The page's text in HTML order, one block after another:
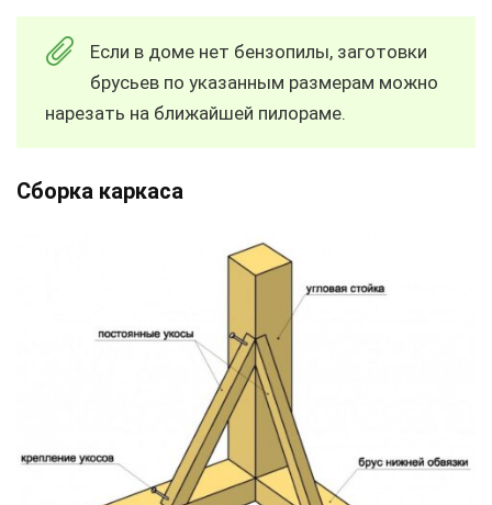
Если в доме нет бензопилы, заготовки
брусьев по указанным размерам можно
нарезать на ближайшей пилораме.
Сборка каркаса